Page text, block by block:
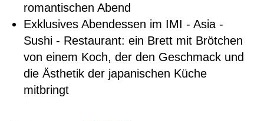
romantischen Abend
Exklusives Abendessen im IMI - Asia -
Sushi - Restaurant: ein Brett mit Brötchen
von einem Koch, der den Geschmack und
die Ästhetik der japanischen Küche
mitbringt